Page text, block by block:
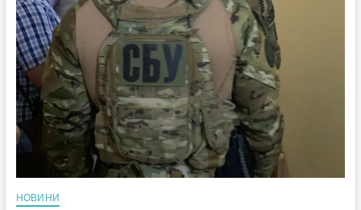
НОВИНИ